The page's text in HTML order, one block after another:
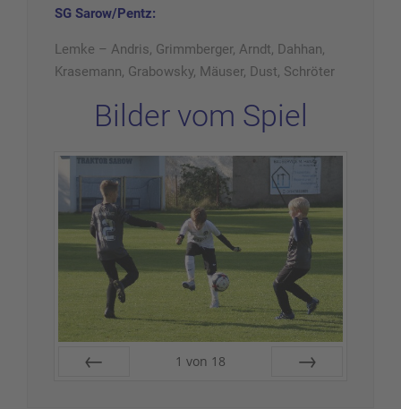
SG Sarow/Pentz:
Lemke – Andris, Grimmberger, Arndt, Dahhan,
Krasemann, Grabowsky, Mäuser, Dust, Schröter
Bilder vom Spiel
1 von 18